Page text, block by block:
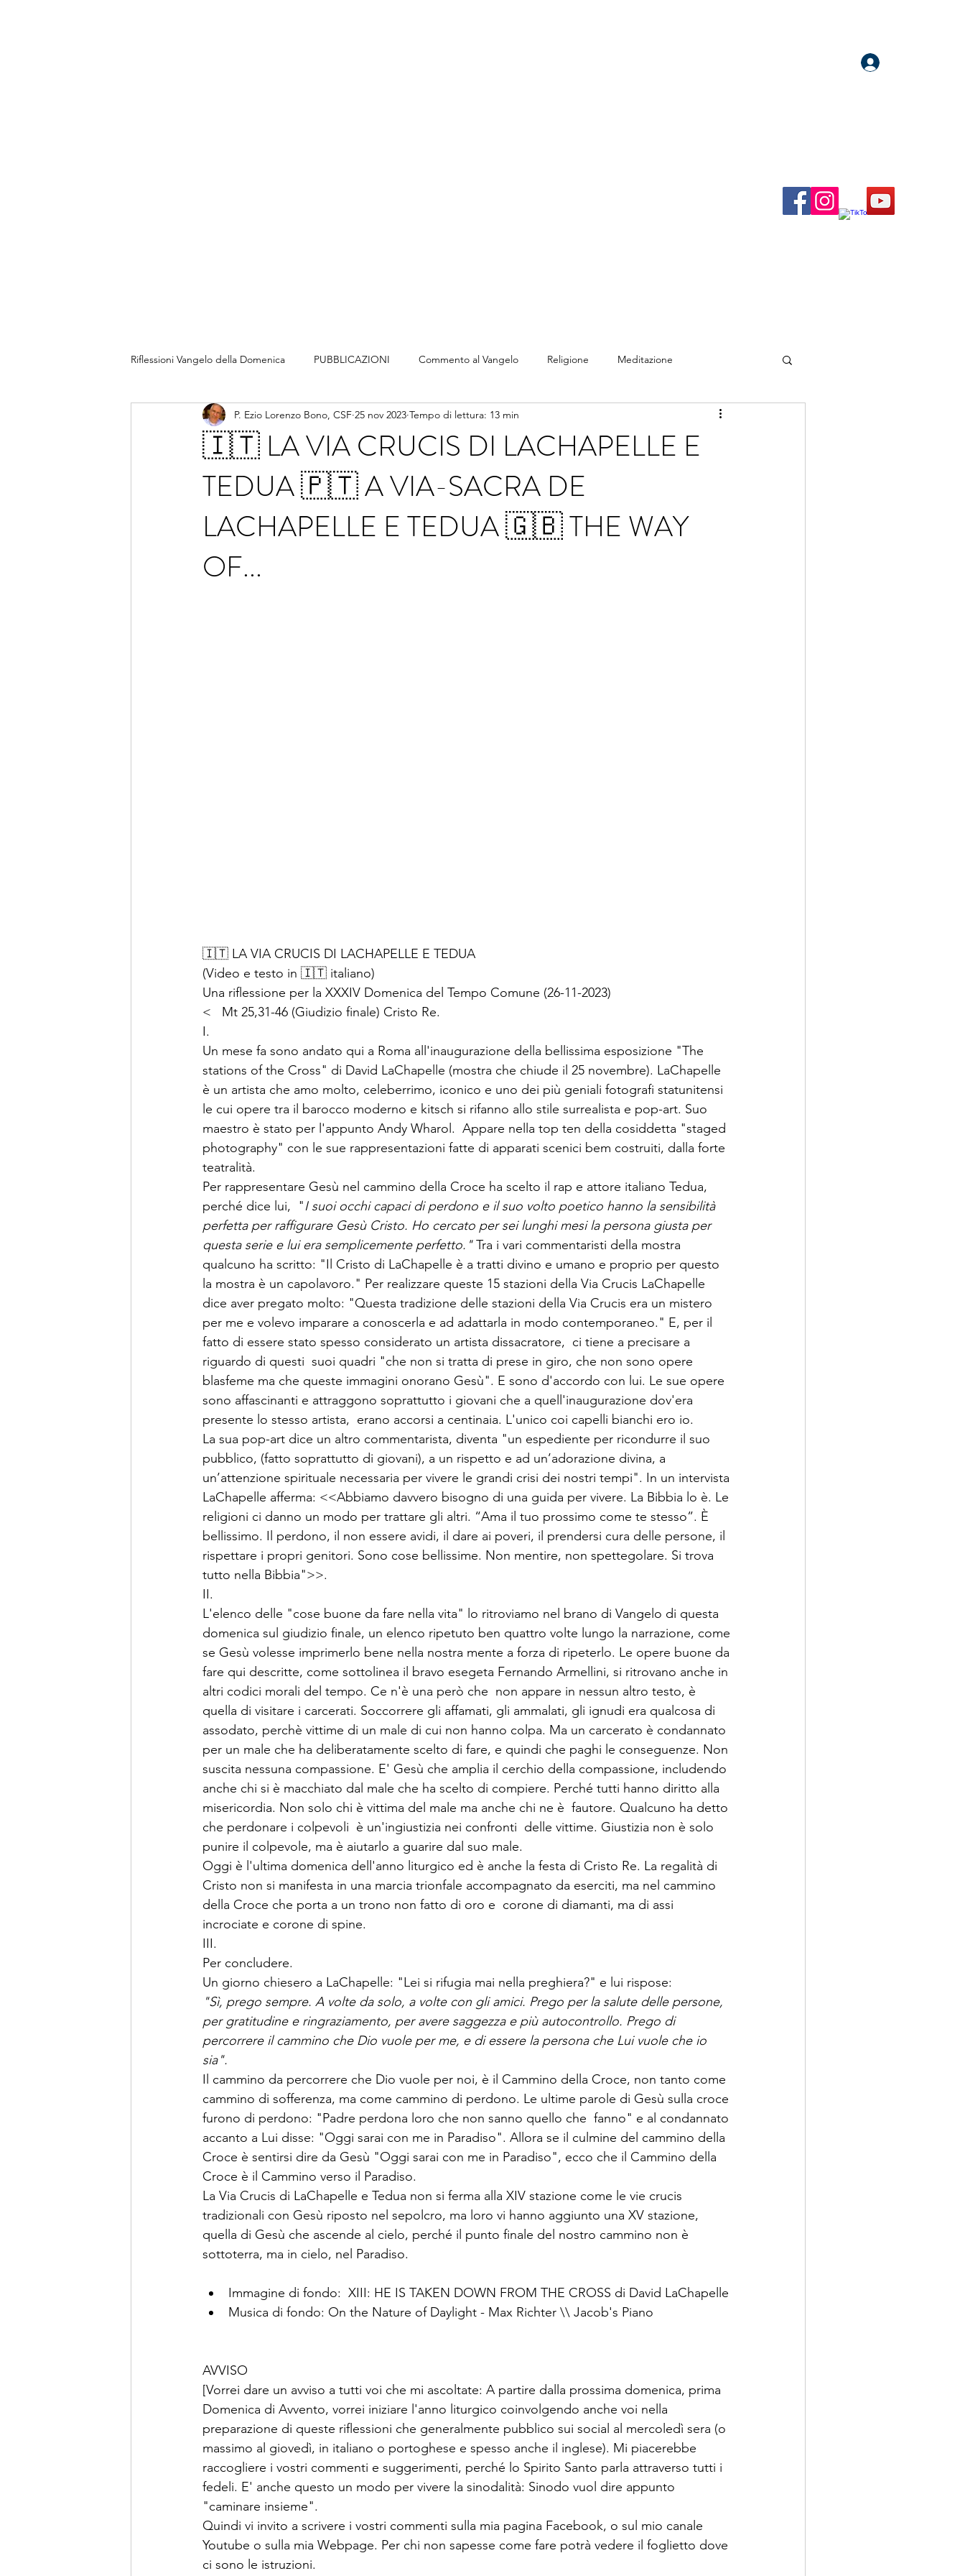
Riflessioni Vangelo della Domenica PUBBLICAZIONI Commento al Vangelo Religione Meditazione
🇮🇹 LA VIA CRUCIS DI LACHAPELLE E
TEDUA 🇵🇹 A VIA-SACRA DE
LACHAPELLE E TEDUA 🇬🇧 THE WAY
OF...
P. Ezio Lorenzo Bono, CSF 25 nov 2023 Tempo di lettura: 13 min
🇮🇹 LA VIA CRUCIS DI LACHAPELLE E TEDUA
(Video e testo in 🇮🇹 italiano)
Una riflessione per la XXXIV Domenica del Tempo Comune (26-11-2023)
<   Mt 25,31-46 (Giudizio finale) Cristo Re.
I.
Un mese fa sono andato qui a Roma all'inaugurazione della bellissima esposizione "The
stations of the Cross" di David LaChapelle (mostra che chiude il 25 novembre). LaChapelle
è un artista che amo molto, celeberrimo, iconico e uno dei più geniali fotografi statunitensi
le cui opere tra il barocco moderno e kitsch si rifanno allo stile surrealista e pop-art. Suo
maestro è stato per l'appunto Andy Wharol.  Appare nella top ten della cosiddetta "staged
photography" con le sue rappresentazioni fatte di apparati scenici bem costruiti, dalla forte
teatralità.
Per rappresentare Gesù nel cammino della Croce ha scelto il rap e attore italiano Tedua,
perché dice lui,  "I suoi occhi capaci di perdono e il suo volto poetico hanno la sensibilità
perfetta per raffigurare Gesù Cristo. Ho cercato per sei lunghi mesi la persona giusta per
questa serie e lui era semplicemente perfetto." Tra i vari commentaristi della mostra
qualcuno ha scritto: "Il Cristo di LaChapelle è a tratti divino e umano e proprio per questo
la mostra è un capolavoro." Per realizzare queste 15 stazioni della Via Crucis LaChapelle
dice aver pregato molto: "Questa tradizione delle stazioni della Via Crucis era un mistero
per me e volevo imparare a conoscerla e ad adattarla in modo contemporaneo." E, per il
fatto di essere stato spesso considerato un artista dissacratore,  ci tiene a precisare a
riguardo di questi  suoi quadri "che non si tratta di prese in giro, che non sono opere
blasfeme ma che queste immagini onorano Gesù". E sono d'accordo con lui. Le sue opere
sono affascinanti e attraggono soprattutto i giovani che a quell'inaugurazione dov'era
presente lo stesso artista,  erano accorsi a centinaia. L'unico coi capelli bianchi ero io.
La sua pop-art dice un altro commentarista, diventa "un espediente per ricondurre il suo
pubblico, (fatto soprattutto di giovani), a un rispetto e ad un’adorazione divina, a
un’attenzione spirituale necessaria per vivere le grandi crisi dei nostri tempi". In un intervista
LaChapelle afferma: <<Abbiamo davvero bisogno di una guida per vivere. La Bibbia lo è. Le
religioni ci danno un modo per trattare gli altri. “Ama il tuo prossimo come te stesso”. È
bellissimo. Il perdono, il non essere avidi, il dare ai poveri, il prendersi cura delle persone, il
rispettare i propri genitori. Sono cose bellissime. Non mentire, non spettegolare. Si trova
tutto nella Bibbia">>.
II.
L'elenco delle "cose buone da fare nella vita" lo ritroviamo nel brano di Vangelo di questa
domenica sul giudizio finale, un elenco ripetuto ben quattro volte lungo la narrazione, come
se Gesù volesse imprimerlo bene nella nostra mente a forza di ripeterlo. Le opere buone da
fare qui descritte, come sottolinea il bravo esegeta Fernando Armellini, si ritrovano anche in
altri codici morali del tempo. Ce n'è una però che  non appare in nessun altro testo, è
quella di visitare i carcerati. Soccorrere gli affamati, gli ammalati, gli ignudi era qualcosa di
assodato, perchè vittime di un male di cui non hanno colpa. Ma un carcerato è condannato
per un male che ha deliberatamente scelto di fare, e quindi che paghi le conseguenze. Non
suscita nessuna compassione. E' Gesù che amplia il cerchio della compassione, includendo
anche chi si è macchiato dal male che ha scelto di compiere. Perché tutti hanno diritto alla
misericordia. Non solo chi è vittima del male ma anche chi ne è  fautore. Qualcuno ha detto
che perdonare i colpevoli  è un'ingiustizia nei confronti  delle vittime. Giustizia non è solo
punire il colpevole, ma è aiutarlo a guarire dal suo male.
Oggi è l'ultima domenica dell'anno liturgico ed è anche la festa di Cristo Re. La regalità di
Cristo non si manifesta in una marcia trionfale accompagnato da eserciti, ma nel cammino
della Croce che porta a un trono non fatto di oro e  corone di diamanti, ma di assi
incrociate e corone di spine.
III.
Per concludere.
Un giorno chiesero a LaChapelle: "Lei si rifugia mai nella preghiera?" e lui rispose:
"Sì, prego sempre. A volte da solo, a volte con gli amici. Prego per la salute delle persone,
per gratitudine e ringraziamento, per avere saggezza e più autocontrollo. Prego di
percorrere il cammino che Dio vuole per me, e di essere la persona che Lui vuole che io
sia".
Il cammino da percorrere che Dio vuole per noi, è il Cammino della Croce, non tanto come
cammino di sofferenza, ma come cammino di perdono. Le ultime parole di Gesù sulla croce
furono di perdono: "Padre perdona loro che non sanno quello che  fanno" e al condannato
accanto a Lui disse: "Oggi sarai con me in Paradiso". Allora se il culmine del cammino della
Croce è sentirsi dire da Gesù "Oggi sarai con me in Paradiso", ecco che il Cammino della
Croce è il Cammino verso il Paradiso.
La Via Crucis di LaChapelle e Tedua non si ferma alla XIV stazione come le vie crucis
tradizionali con Gesù riposto nel sepolcro, ma loro vi hanno aggiunto una XV stazione,
quella di Gesù che ascende al cielo, perché il punto finale del nostro cammino non è
sottoterra, ma in cielo, nel Paradiso.
Immagine di fondo:  XIII: HE IS TAKEN DOWN FROM THE CROSS di David LaChapelle
Musica di fondo: On the Nature of Daylight - Max Richter \\ Jacob's Piano
AVVISO
[Vorrei dare un avviso a tutti voi che mi ascoltate: A partire dalla prossima domenica, prima
Domenica di Avvento, vorrei iniziare l'anno liturgico coinvolgendo anche voi nella
preparazione di queste riflessioni che generalmente pubblico sui social al mercoledì sera (o
massimo al giovedì, in italiano o portoghese e spesso anche il inglese). Mi piacerebbe
raccogliere i vostri commenti e suggerimenti, perché lo Spirito Santo parla attraverso tutti i
fedeli. E' anche questo un modo per vivere la sinodalità: Sinodo vuol dire appunto
"caminare insieme".
Quindi vi invito a scrivere i vostri commenti sulla mia pagina Facebook, o sul mio canale
Youtube o sulla mia Webpage. Per chi non sapesse come fare potrà vedere il foglietto dove
ci sono le istruzioni.